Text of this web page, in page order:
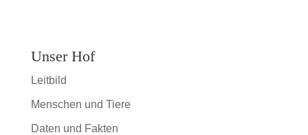
Unser Hof
Leitbild
Menschen und Tiere
Daten und Fakten